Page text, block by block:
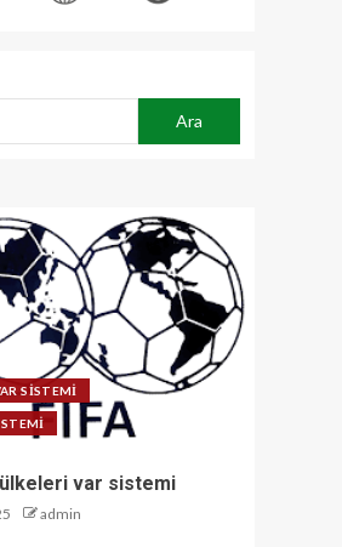
Ara
SİSTEMİ
var sistemi
admin